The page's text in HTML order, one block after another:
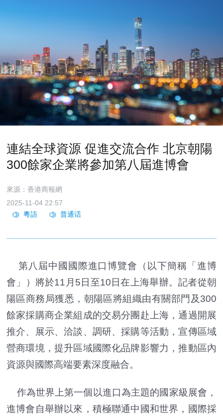
連結全球資源 促進交流合作 北京朝陽
300餘家企業將參加第八屆進博會
來源：香港商報網
2025-11-04 22:57
第八屆中國國際進口博覽會（以下簡稱「進博
會」）將於11月5日至10日在上海舉辦。記者從朝
陽區商務局獲悉，朝陽區將組織由有關部門及300
餘家採購商企業組成的交易分團赴上海，通過開展
推介、展示、洽談、調研、採購等活動，宣傳區域
營商環境，提升區域國際化品牌影響力，推動區內
資源與國際高端要素深度融合。
作為世界上第一個以進口為主題的國家級展會，
進博會自舉辦以來，積極聯通中國和世界，國際採